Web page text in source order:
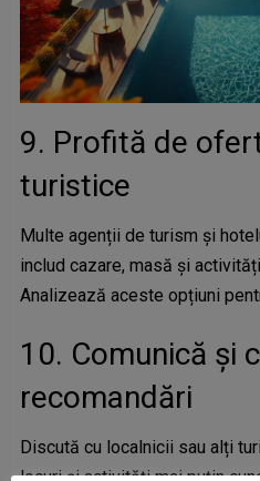
9. Profită de
turistice
Multe agenții de turism și
includ cazare, masă și
Analizează aceste opțiuni
10. Comunică și
recomandări
Discută cu localnicii sau alți